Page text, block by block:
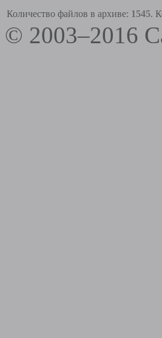
Количество файлов в архиве: 1545.
© 2003–2016